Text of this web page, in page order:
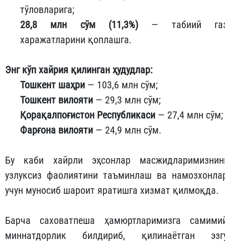
тўловларига;
28,8 млн сўм (11,3%) — табиий
харажатларини қоплашга.
Энг кўп хайрия қилинган ҳудудлар:
Тошкент шаҳри — 103,6 млн сўм;
Тошкент вилояти — 29,3 млн сўм;
Қорақалпоғистон Республикаси — 27,4 млн сўм;
Фарғона вилояти — 24,9 млн сўм.
Бу каби хайрли эҳсонлар
узлуксиз фаолиятини таъминлаш ва
учун муносиб шароит яратишга хизмат қилмоқда.
Барча саховатпеша ҳамюртларимизга
миннатдорлик билдириб, қилинаётган